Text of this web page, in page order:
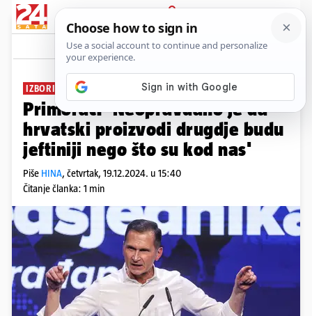
PRIJAVA
News Komentari
IZBORI SU SVE BLIŽE
Primorac: 'Neopravdano je da
hrvatski proizvodi drugdje budu
jeftiniji nego što su kod nas'
Piše HINA, četvrtak, 19.12.2024. u 15:40
Čitanje članka: 1 min